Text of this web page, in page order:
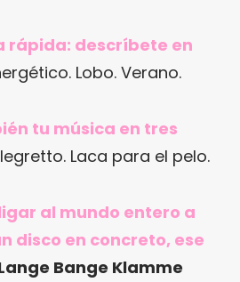
rápida: descríbete en
Lobo. Verano.
tu música en tres
Laca para el pelo.
al mundo entero a
disco en concreto, ese
Bange Klamme